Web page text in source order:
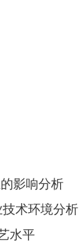
影响分析
术环境分析
水平